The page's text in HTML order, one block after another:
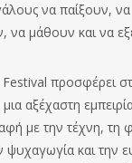
να παίξουν, να
να μάθουν και να
προσφέρει
αξέχαστη
με την τέχνη, τη
ψυχαγωγία και την